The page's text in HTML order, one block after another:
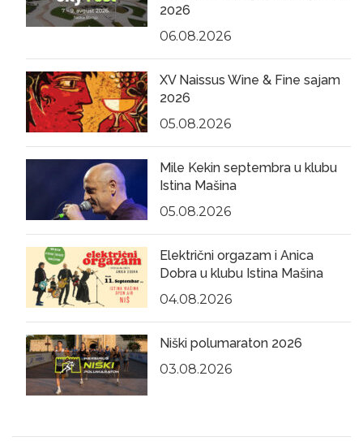
2026
06.08.2026
XV Naissus Wine & Fine sajam
2026
05.08.2026
Mile Kekin septembra u klubu
Istina Mašina
05.08.2026
Električni orgazam i Anica
Dobra u klubu Istina Mašina
04.08.2026
Niški polumaraton 2026
03.08.2026